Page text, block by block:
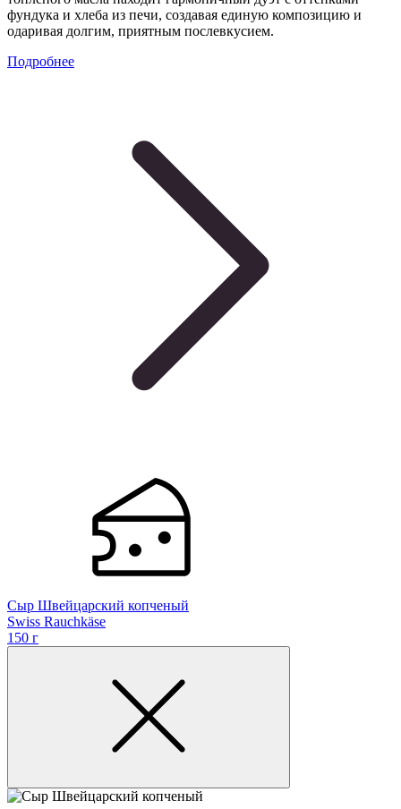
фундука и хлеба из печи, создавая единую композицию и
одаривая долгим, приятным послевкусием.
Подробнее
Сыр Швейцарский копченый
Swiss Rauchkäse
150 г